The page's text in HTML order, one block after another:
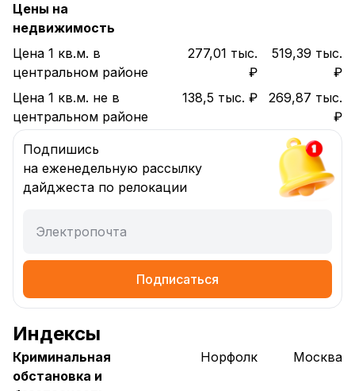
Цены на
недвижимость
Цена 1 кв.м. в
центральном районе
277,01 тыс.
₽
519,39 тыс.
₽
Цена 1 кв.м. не в
центральном районе
138,5 тыс. ₽
269,87 тыс.
₽
Подпишись
на еженедельную рассылку
дайджеста по релокации
Электропочта
Подписаться
Индексы
Криминальная
обстановка и
Норфолк Москва